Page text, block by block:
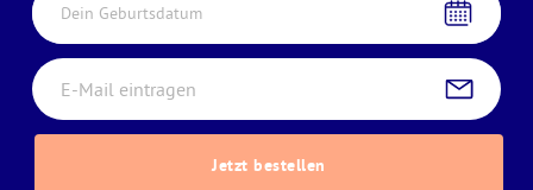
Dein Geburtsdatum
Jetzt bestellen